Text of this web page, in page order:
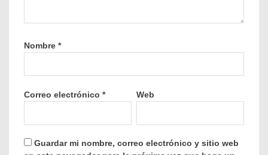
Nombre *
Correo electrónico * Web
Guardar mi nombre, correo electrónico y sitio web